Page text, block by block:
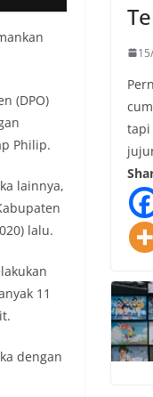
(DPO)
Philip.
lainnya,
lalu.
11
dengan
tapi